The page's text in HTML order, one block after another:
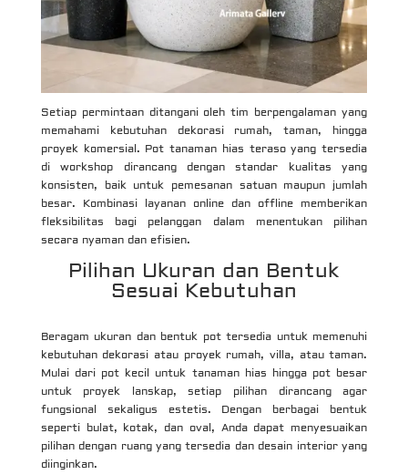
Setiap permintaan ditangani oleh tim berpengalaman yang
memahami kebutuhan dekorasi rumah, taman, hingga
proyek komersial. Pot tanaman hias teraso yang tersedia
di workshop dirancang dengan standar kualitas yang
konsisten, baik untuk pemesanan satuan maupun jumlah
besar. Kombinasi layanan online dan offline memberikan
fleksibilitas bagi pelanggan dalam menentukan pilihan
secara nyaman dan efisien.
Pilihan Ukuran dan Bentuk
Sesuai Kebutuhan
Beragam ukuran dan bentuk pot tersedia untuk memenuhi
kebutuhan dekorasi atau proyek rumah, villa, atau taman.
Mulai dari pot kecil untuk tanaman hias hingga pot besar
untuk proyek lanskap, setiap pilihan dirancang agar
fungsional sekaligus estetis. Dengan berbagai bentuk
seperti bulat, kotak, dan oval, Anda dapat menyesuaikan
pilihan dengan ruang yang tersedia dan desain interior yang
diinginkan.